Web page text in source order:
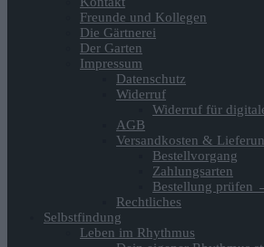
Freunde und Kollegen
Die Gärtnerei
Der Garten
Impressum
Datenschutz
Widerruf
Widerruf für
AGB
Versandkosten &
Bestellvorgang
Zahlungsarten
Bestellung prüfen
Rechtliches
Selbstfindung
Leben im Rhythmus